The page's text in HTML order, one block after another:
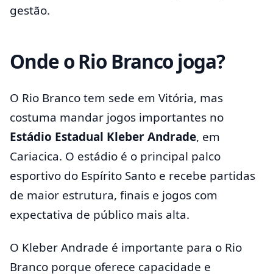
gestão.
Onde o Rio Branco joga?
O Rio Branco tem sede em Vitória, mas
costuma mandar jogos importantes no
Estádio Estadual Kleber Andrade, em
Cariacica. O estádio é o principal palco
esportivo do Espírito Santo e recebe partidas
de maior estrutura, finais e jogos com
expectativa de público mais alta.
O Kleber Andrade é importante para o Rio
Branco porque oferece capacidade e